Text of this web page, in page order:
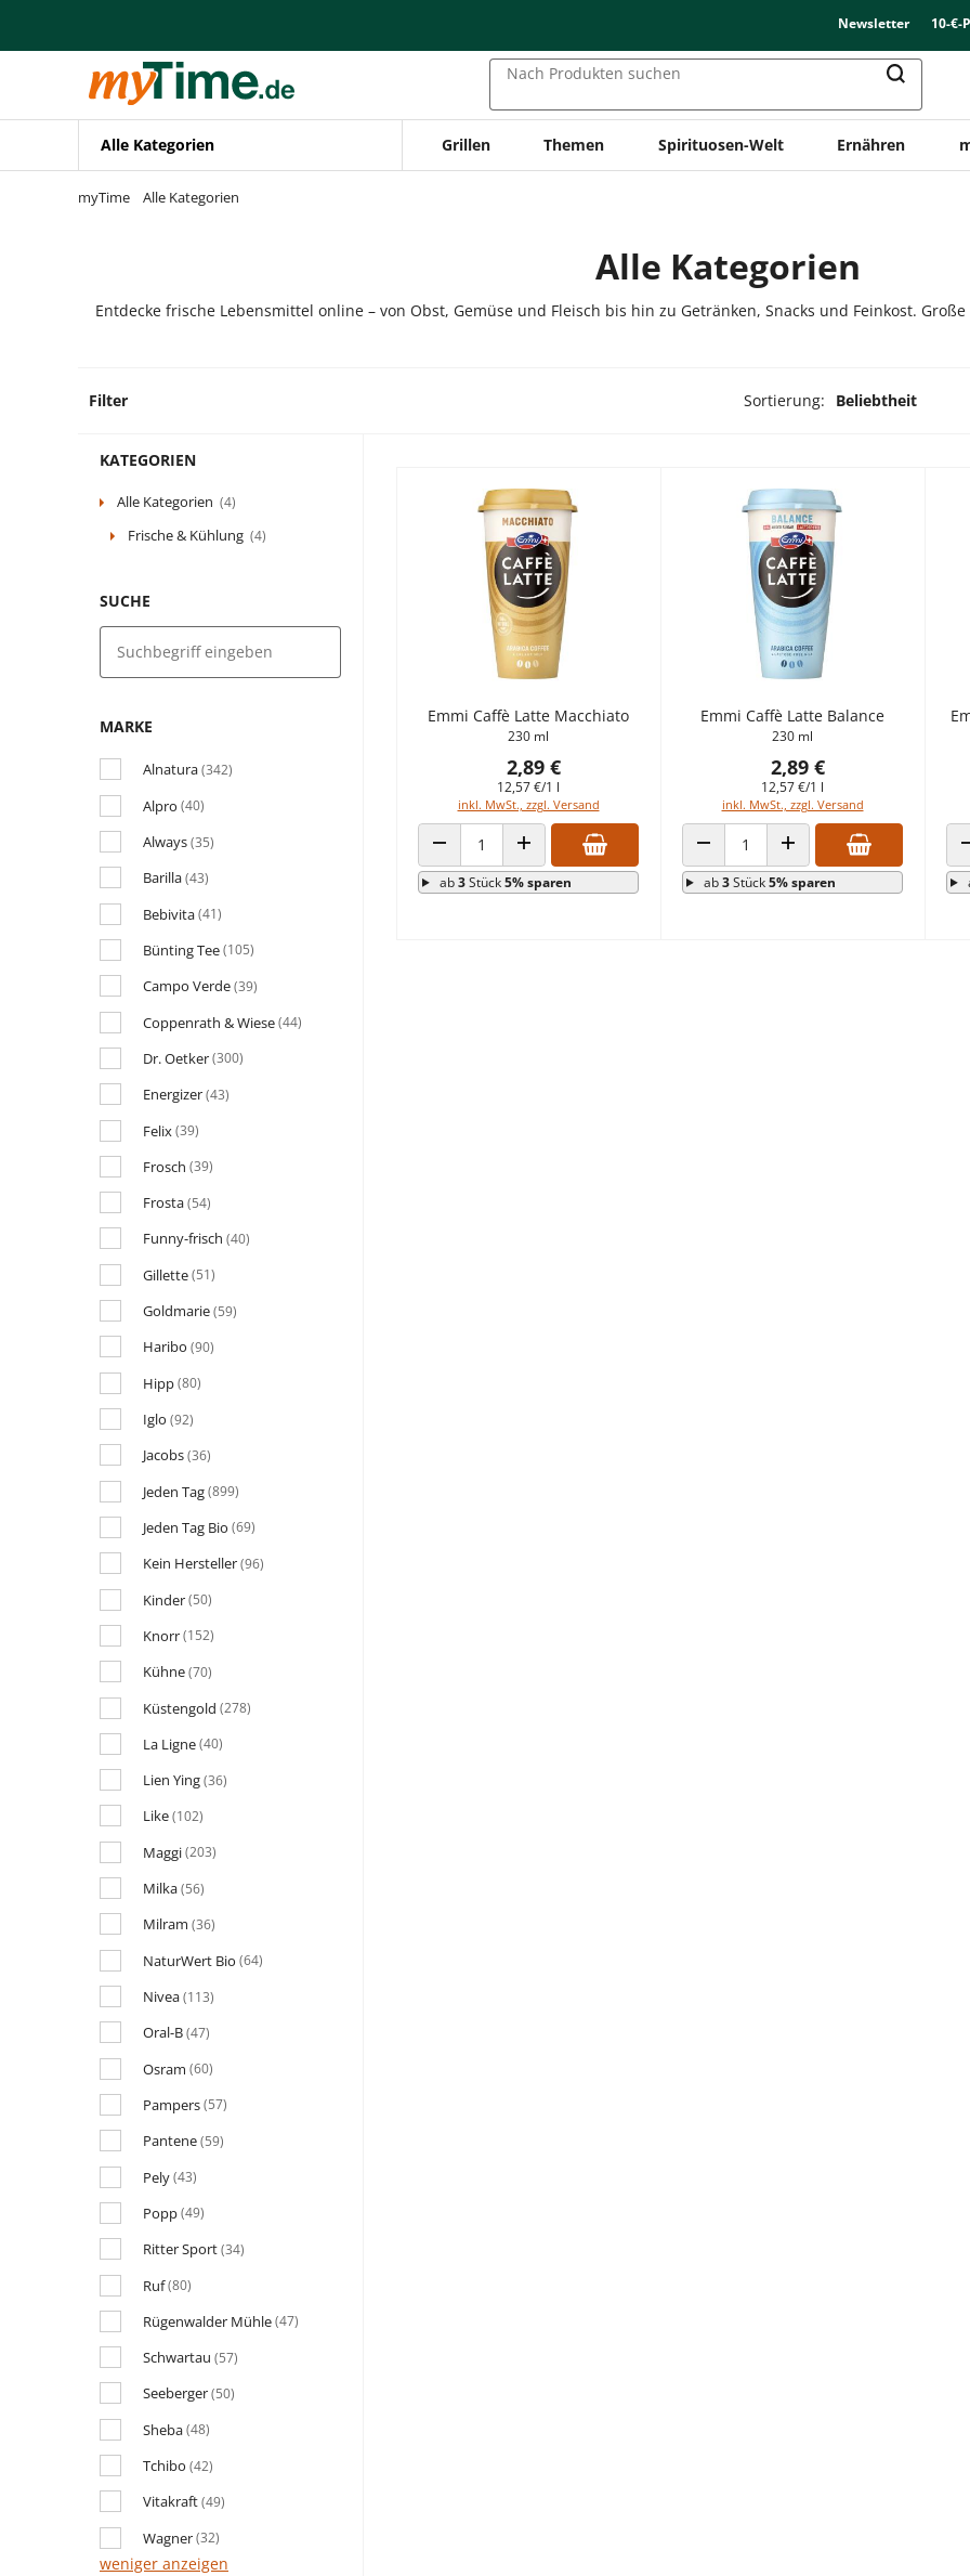
Zur Navigation springen
Zur Suche springen
Newsletter 10-€-
Nach Produkten suchen
Alle Kategorien Grillen Themen Spirituosen-Welt Ernähren
myTime Alle Kategorien
Alle Kategorien
Entdecke frische Lebensmittel online – von Obst, Gemüse und Fleisch bis hin zu Getränken, Snacks und Feinkost.
Filter Sortierung: Beliebtheit
KATEGORIEN
Alle Kategorien (4)
Frische & Kühlung (4)
SUCHE
MARKE
Alnatura(342)
Alpro (40)
Always(35)
Barilla(43)
Bebivita(41)
Bünting Tee(105)
Campo Verde(39)
Coppenrath & Wiese(44)
Dr. Oetker(300)
Energizer(43)
Felix(39)
Frosch (39)
Frosta(54)
Funny-frisch (40)
Gillette(51)
Goldmarie(59)
Haribo (90)
Hipp(80)
Iglo (92)
Jacobs(36)
Jeden Tag(899)
Jeden Tag Bio (69)
Kein Hersteller(96)
Kinder(50)
Knorr(152)
Kühne(70)
Küstengold (278)
La Ligne(40)
Lien Ying(36)
Like(102)
Maggi(203)
Milka(56)
Milram (36)
NaturWert Bio (64)
Nivea(113)
Oral-B(47)
Osram (60)
Pampers(57)
Pantene(59)
Pely(43)
Popp(49)
Ritter Sport(34)
Ruf(80)
Rügenwalder Mühle(47)
Schwartau (57)
Seeberger(50)
Sheba(48)
Tchibo (42)
Vitakraft(49)
Wagner(32)
weniger anzeigen
Emmi Caffè Latte Macchiato
230 ml
2,89 €
12,57 €/1 l
inkl. MwSt., zzgl. Versand
ANZAHL VERRINGERNANZAHL ERHÖHEN
ab3Stück5% sparen
Emmi Caffè Latte Balance
230 ml
2,89 €
12,57 €/1 l
inkl. MwSt., zzgl. Versand
ANZAHL VERRINGERNANZAHL ERHÖHEN
ab3Stück5% sparen